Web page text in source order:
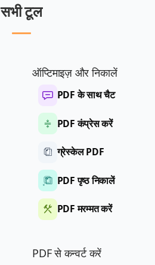
सभी टूल
ऑप्टिमाइज़ और निकालें
PDF के साथ चैट
PDF कंप्रेस करें
ग्रेस्केल PDF
PDF पृष्ठ निकालें
PDF मरम्मत करें
PDF से कन्वर्ट करें